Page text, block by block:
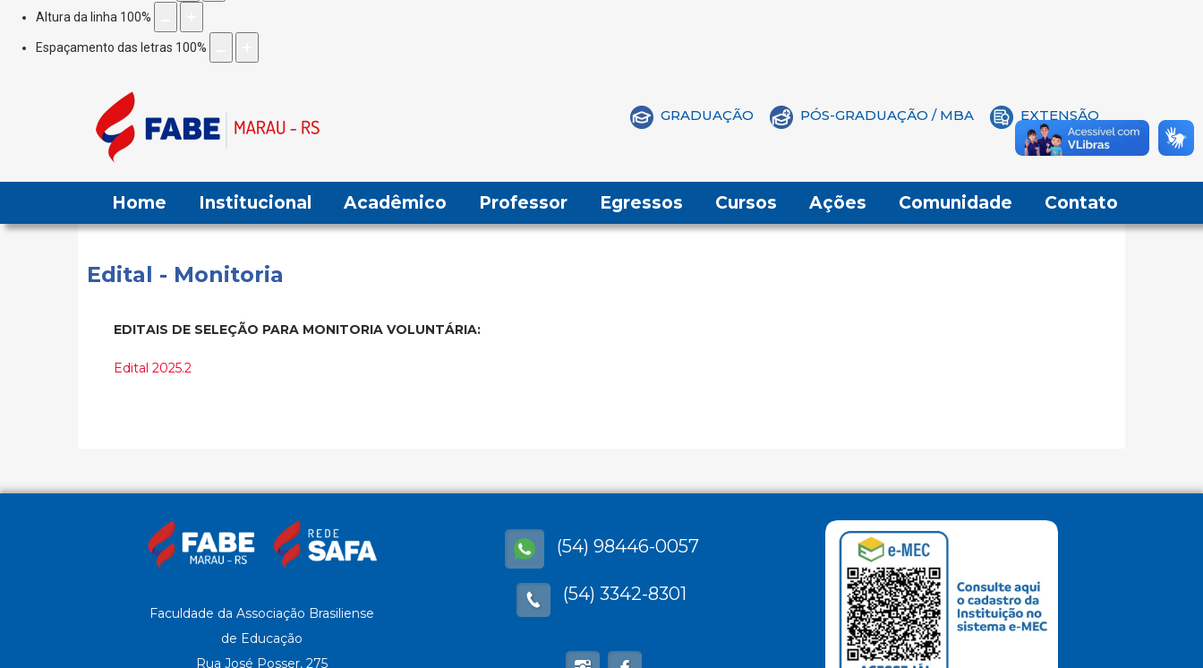
Altura da linha 100%
Espaçamento das letras 100%
GRADUAÇÃO PÓS-GRADUAÇÃO / MBA EXTENSÃO
Home Institucional Acadêmico Professor Egressos Cursos Ações Comunidade Contato
Edital - Monitoria
EDITAIS DE SELEÇÃO PARA MONITORIA VOLUNTÁRIA:
Edital 2025.2
Faculdade da Associação Brasiliense
de Educação
Rua José Posser, 275
(54) 98446-0057
(54) 3342-8301